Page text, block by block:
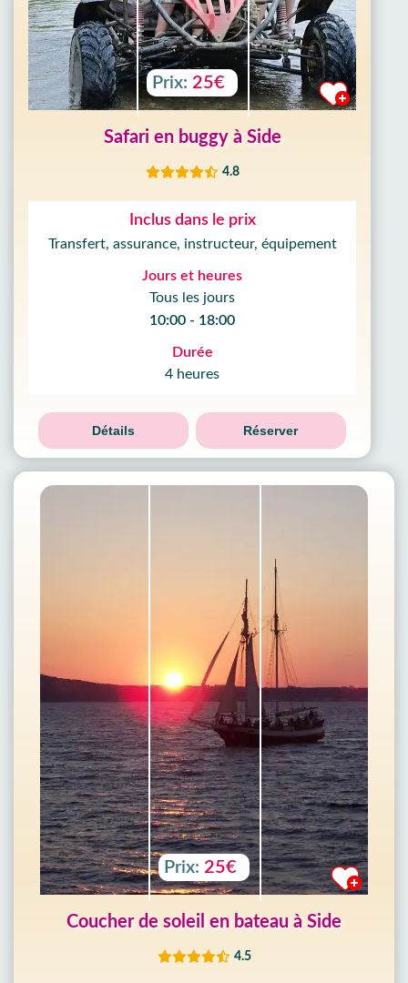
Prix: 25€
Safari en buggy à Side
4.8
Inclus dans le prix
Transfert, assurance, instructeur, équipement
Jours et heures
Tous les jours
10:00 - 18:00
Durée
4 heures
Détails Réserver
Prix: 25€
Coucher de soleil en bateau à Side
4.5